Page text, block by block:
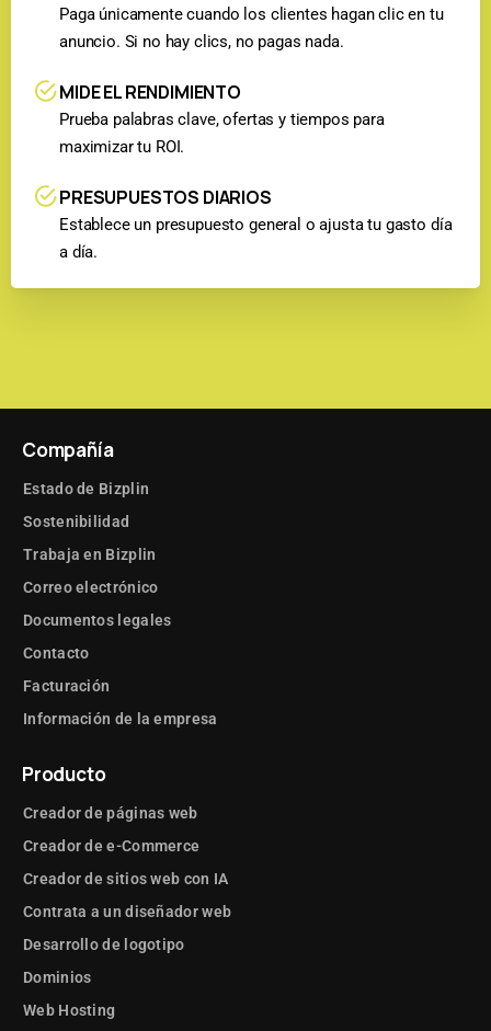
Paga únicamente cuando los clientes hagan clic en tu
anuncio. Si no hay clics, no pagas nada.
MIDE EL RENDIMIENTO
Prueba palabras clave, ofertas y tiempos para
maximizar tu ROI.
PRESUPUESTOS DIARIOS
Establece un presupuesto general o ajusta tu gasto día
a día.
Compañía
Estado de Bizplin
Sostenibilidad
Trabaja en Bizplin
Correo electrónico
Documentos legales
Contacto
Facturación
Información de la empresa
Producto
Creador de páginas web
Creador de e-Commerce
Creador de sitios web con IA
Contrata a un diseñador web
Desarrollo de logotipo
Dominios
Web Hosting